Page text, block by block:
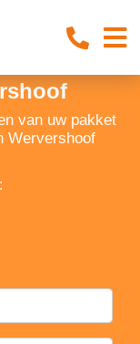
van uw pakket
Wervershoof